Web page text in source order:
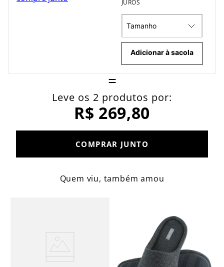
JUROS
Tamanho
Adicionar à sacola
=
Leve os 2 produtos por:
R$ 269,80
COMPRAR JUNTO
Quem viu, também amou